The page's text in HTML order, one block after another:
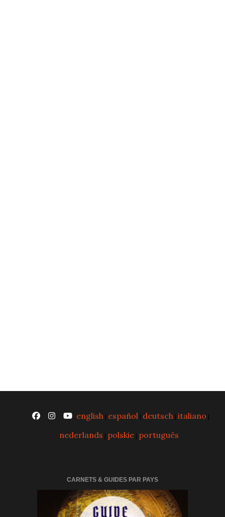
english | español | deutsch |italiano |
nederlands | polskie| português
CARNETS & GUIDES PAR PAYS